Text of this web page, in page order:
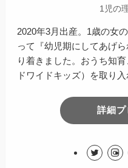
1児の
2020年3月出産。1歳の女
って『幼児期にしてあげ
り着きました。おうち知
ドワイドキッズ）を取り入
詳細